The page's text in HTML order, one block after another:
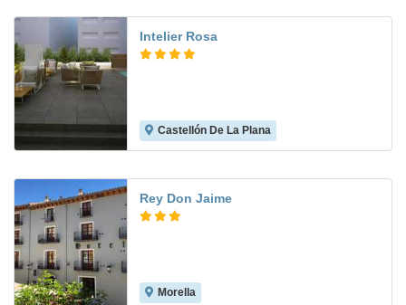
Intelier Rosa
Castellón De La Plana
Rey Don Jaime
Morella